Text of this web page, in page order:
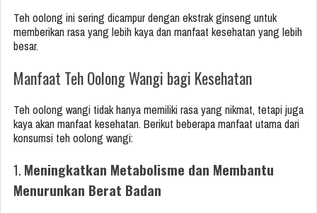
Teh oolong ini sering dicampur dengan ekstrak ginseng untuk
memberikan rasa yang lebih kaya dan manfaat kesehatan yang lebih
besar.
Manfaat Teh Oolong Wangi bagi Kesehatan
Teh oolong wangi tidak hanya memiliki rasa yang nikmat, tetapi juga
kaya akan manfaat kesehatan. Berikut beberapa manfaat utama dari
konsumsi teh oolong wangi:
1. Meningkatkan Metabolisme dan Membantu
Menurunkan Berat Badan